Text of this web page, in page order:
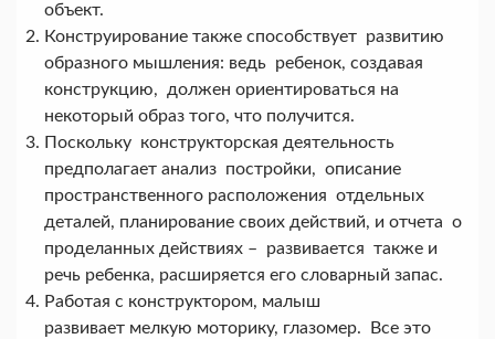
объект.
Конструирование также способствует развитию
образного мышления: ведь ребенок, создавая
конструкцию, должен ориентироваться на
некоторый образ того, что получится.
Поскольку конструкторская деятельность
предполагает анализ постройки, описание
пространственного расположения отдельных
деталей, планирование своих действий, и отчета о
проделанных действиях – развивается также и
речь ребенка, расширяется его словарный запас.
Работая с конструктором, малыш
развивает мелкую моторику, глазомер. Все это